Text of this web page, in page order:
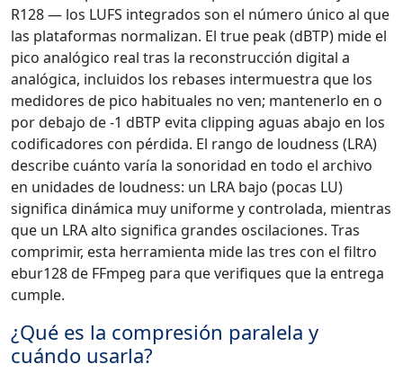
R128 — los LUFS integrados son el número único al que
las plataformas normalizan. El true peak (dBTP) mide el
pico analógico real tras la reconstrucción digital a
analógica, incluidos los rebases intermuestra que los
medidores de pico habituales no ven; mantenerlo en o
por debajo de -1 dBTP evita clipping aguas abajo en los
codificadores con pérdida. El rango de loudness (LRA)
describe cuánto varía la sonoridad en todo el archivo
en unidades de loudness: un LRA bajo (pocas LU)
significa dinámica muy uniforme y controlada, mientras
que un LRA alto significa grandes oscilaciones. Tras
comprimir, esta herramienta mide las tres con el filtro
ebur128 de FFmpeg para que verifiques que la entrega
cumple.
¿Qué es la compresión paralela y
cuándo usarla?